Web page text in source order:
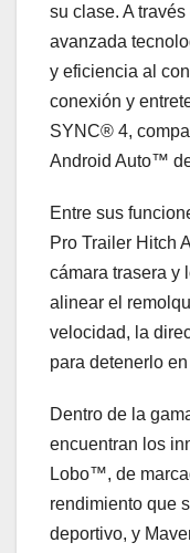
su clase. A
avanzada
y eficiencia al
conexión y
SYNC® 4,
Android Auto™
Entre sus
Pro Trailer Hitch
cámara trasera y
alinear el
velocidad, la
para detenerlo
Dentro de la
encuentran los
Lobo™, de
rendimiento que
deportivo, y